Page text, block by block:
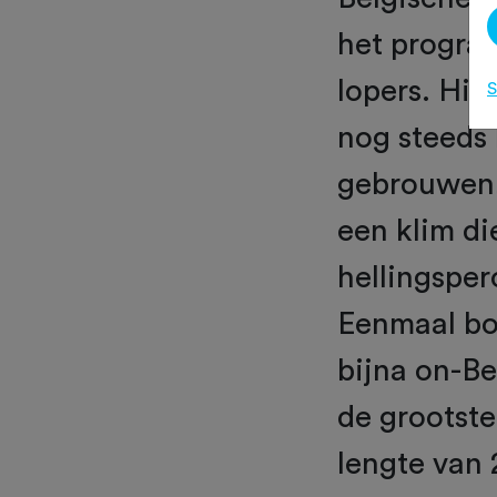
het
lopers.
nog
een klim
Eenmaal
bijna on-
de
lengte van